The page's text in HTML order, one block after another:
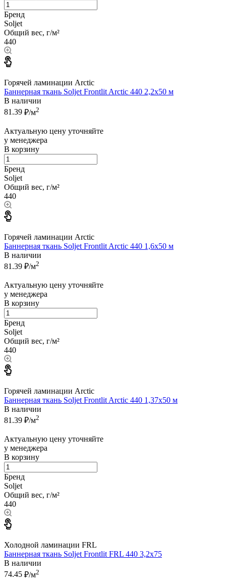
Бренд
Soljet
Общий вес, г/м²
440
Горячей ламинации Arctic
Баннерная ткань Soljet Frontlit Arctic 440 2,2x50 м
В наличии
81.39 ₽/м2
Актуальную цену уточняйте
у менеджера
В корзину
Бренд
Soljet
Общий вес, г/м²
440
Горячей ламинации Arctic
Баннерная ткань Soljet Frontlit Arctic 440 1,6x50 м
В наличии
81.39 ₽/м2
Актуальную цену уточняйте
у менеджера
В корзину
Бренд
Soljet
Общий вес, г/м²
440
Горячей ламинации Arctic
Баннерная ткань Soljet Frontlit Arctic 440 1,37x50 м
В наличии
81.39 ₽/м2
Актуальную цену уточняйте
у менеджера
В корзину
Бренд
Soljet
Общий вес, г/м²
440
Холодной ламинации FRL
Баннерная ткань Soljet Frontlit FRL 440 3,2x75
В наличии
74.45 ₽/м2